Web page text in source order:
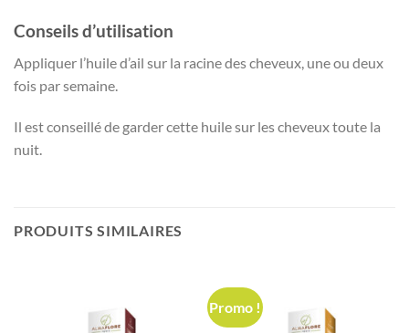
Conseils d’utilisation
Appliquer l’huile d’ail sur la racine des cheveux, une ou deux
fois par semaine.
Il est conseillé de garder cette huile sur les cheveux toute la
nuit.
PRODUITS SIMILAIRES
Promo !